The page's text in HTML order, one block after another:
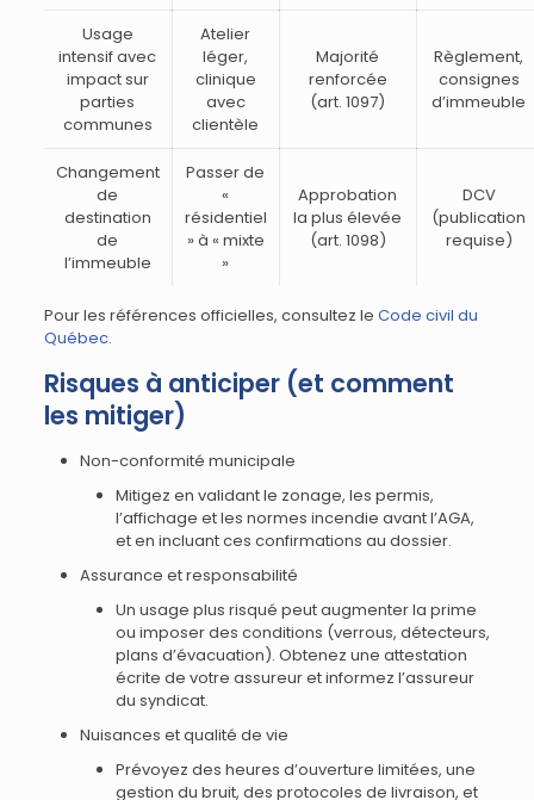
Usage
intensif avec
impact sur
parties
communes
Atelier
léger,
clinique
avec
clientèle
Majorité
renforcée
(art. 1097)
Règlement,
consignes
d’immeuble
Changement
de
destination
de
l’immeuble
Passer de
«
résidentiel
» à « mixte
»
Approbation
la plus élevée
(art. 1098)
DCV
(publication
requise)
Pour les références officielles, consultez le Code civil du
Québec.
Risques à anticiper (et comment
les mitiger)
Non-conformité municipale
Mitigez en validant le zonage, les permis,
l’affichage et les normes incendie avant l’AGA,
et en incluant ces confirmations au dossier.
Assurance et responsabilité
Un usage plus risqué peut augmenter la prime
ou imposer des conditions (verrous, détecteurs,
plans d’évacuation). Obtenez une attestation
écrite de votre assureur et informez l’assureur
du syndicat.
Nuisances et qualité de vie
Prévoyez des heures d’ouverture limitées, une
gestion du bruit, des protocoles de livraison, et